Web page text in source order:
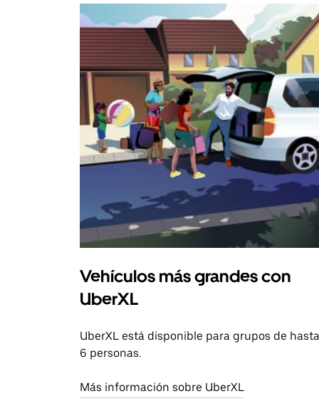
Vehículos más grandes con
UberXL
UberXL está disponible para grupos de hasta
6 personas.
Más información sobre UberXL